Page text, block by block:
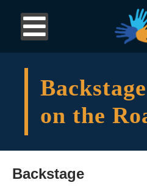
on the
Backstage